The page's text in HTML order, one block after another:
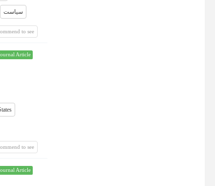
سیاست
to see
Article
to see
Article